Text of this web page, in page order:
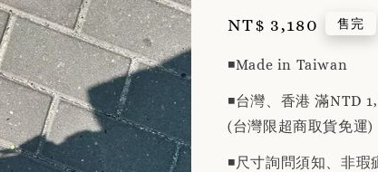
Regular
NT$ 3,180 售完
◾️Made in Taiwan
◾️台灣、香港 滿NTD
(台灣限超商取貨免運)
◾️尺寸詢問須知、非